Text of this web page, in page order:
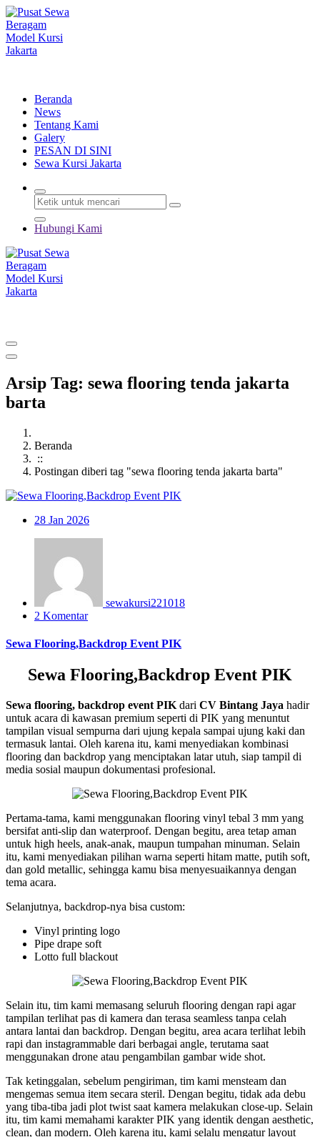
Lewati
ke
konten
Beranda
News
Tentang Kami
Galery
PESAN DI SINI
Sewa Kursi Jakarta
Hubungi Kami
Arsip Tag: sewa flooring tenda jakarta
barta
Beranda
::
Postingan diberi tag "sewa flooring tenda jakarta barta"
28 Jan 2026
sewakursi221018
2 Komentar
Sewa Flooring,Backdrop Event PIK
Sewa Flooring,Backdrop Event PIK
Sewa flooring, backdrop event PIK dari CV Bintang Jaya hadir
untuk acara di kawasan premium seperti di PIK yang menuntut
tampilan visual sempurna dari ujung kepala sampai ujung kaki dan
termasuk lantai. Oleh karena itu, kami menyediakan kombinasi
flooring dan backdrop yang menciptakan latar utuh, siap tampil di
media sosial maupun dokumentasi profesional.
Pertama-tama, kami menggunakan flooring vinyl tebal 3 mm yang
bersifat anti-slip dan waterproof. Dengan begitu, area tetap aman
untuk high heels, anak-anak, maupun tumpahan minuman. Selain
itu, kami menyediakan pilihan warna seperti hitam matte, putih soft,
dan gold metallic, sehingga kamu bisa menyesuaikannya dengan
tema acara.
Selanjutnya, backdrop-nya bisa custom:
Vinyl printing logo
Pipe drape soft
Lotto full blackout
Selain itu, tim kami memasang seluruh flooring dengan rapi agar
tampilan terlihat pas di kamera dan terasa seamless tanpa celah
antara lantai dan backdrop. Dengan begitu, area acara terlihat lebih
rapi dan instagrammable dari berbagai angle, terutama saat
menggunakan drone atau pengambilan gambar wide shot.
Tak ketinggalan, sebelum pengiriman, tim kami mensteam dan
mengemas semua item secara steril. Dengan begitu, tidak ada debu
yang tiba-tiba jadi plot twist saat kamera melakukan close-up. Selain
itu, tim kami memahami karakter PIK yang identik dengan aesthetic,
clean, dan modern. Oleh karena itu, kami selalu mengatur layout